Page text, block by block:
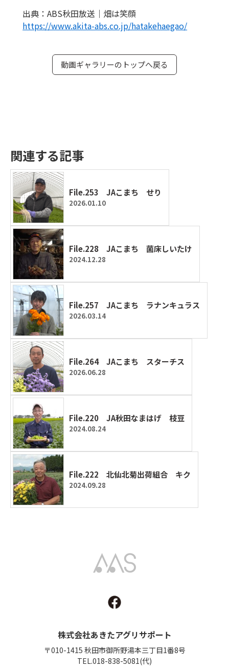
出典：ABS秋田放送｜畑は笑顔
https://www.akita-abs.co.jp/hatakehaegao/
動画ギャラリーのトップへ戻る
関連する記事
File.253 JAこまち せり
2026.01.10
File.228 JAこまち 菌床しいたけ
2024.12.28
File.257 JAこまち ラナンキュラス
2026.03.14
File.264 JAこまち スターチス
2026.06.28
File.220 JA秋田なまはげ 枝豆
2024.08.24
File.222 北仙北菊出荷組合 キク
2024.09.28
株式会社あきたアグリサポート
〒010-1415 秋田市御所野湯本三丁目1番8号
TEL.018-838-5081(代)